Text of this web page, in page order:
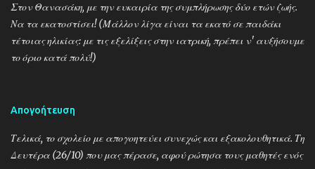
Στον Θανασάκη, με την ευκαιρία της συμπλήρωσης δύο ετών ζωής.
Να τα εκατοστίσει! (Μάλλον λίγα είναι τα εκατό σε παιδάκι
τέτοιας ηλικίας: με τις εξελίξεις στην ιατρική, πρέπει ν' αυξήσουμε
το όριο κατά πολύ!)
Απογοήτευση
Τελικά, το σχολείο με απογοητεύει συνεχώς και εξακολουθητικά. Τη
Δευτέρα (26/10) που μας πέρασε, αφού ρώτησα τους μαθητές ενός